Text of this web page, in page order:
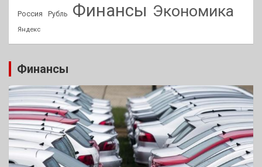
Россия Рубль Финансы Экономика
Яндекс
Финансы